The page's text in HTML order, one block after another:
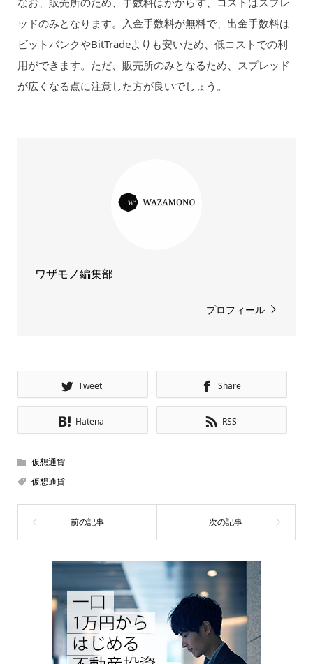
ッドのみとなります。入金手数料が無料で、出金手数料は
ビットバンクやBitTradeよりも安いため、低コストでの利
用ができます。ただ、販売所のみとなるため、スプレッド
が広くなる点に注意した方が良いでしょう。
ワザモノ編集部
プロフィール
Tweet Share
Hatena RSS
仮想通貨
仮想通貨